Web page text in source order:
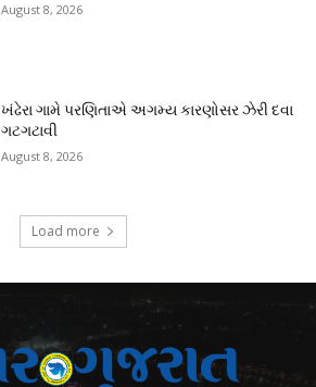
August 8, 2026
ખંઢેરા ગામે પરણિતાએ અગમ્ય કારણોસર ઝેરી દવા
ગટગટાવી
August 8, 2026
Load more